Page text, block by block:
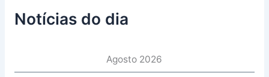
Notícias do dia
Agosto 2026